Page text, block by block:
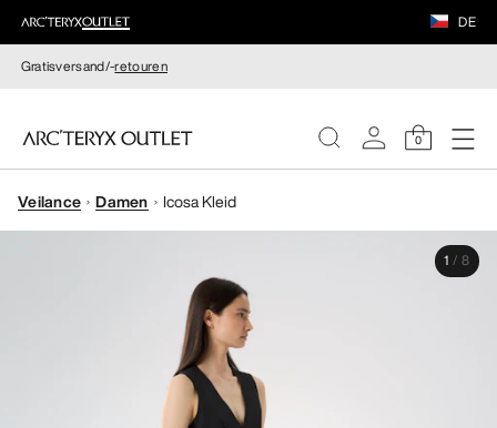
DE
Gratisversand/-retouren
0
DAMEN
Veilance Damen Icosa Kleid
1 / 8